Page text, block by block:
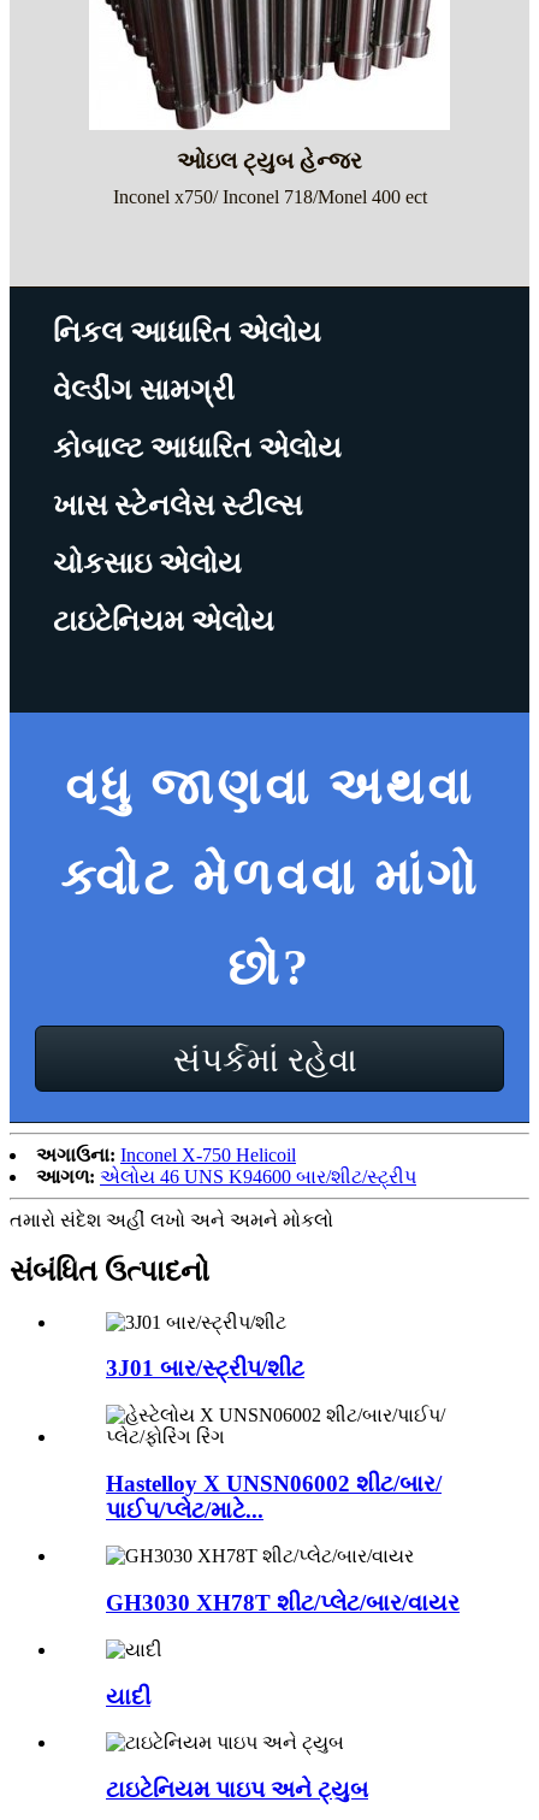
ઓઇલ ટ્યુબ હેન્જર
Inconel x750/ Inconel 718/Monel 400 ect
નિકલ આધારિત એલોય
વેલ્ડીંગ સામગ્રી
કોબાલ્ટ આધારિત એલોય
ખાસ સ્ટેનલેસ સ્ટીલ્સ
ચોકસાઇ એલોય
ટાઇટેનિયમ એલોય
વધુ જાણવા અથવા
ક્વોટ મેળવવા માંગો
છો?
સંપર્કમાં રહેવા
અગાઉના: Inconel X-750 Helicoil
આગળ: એલોય 46 UNS K94600 બાર/શીટ/સ્ટ્રીપ
તમારો સંદેશ અહીં લખો અને અમને મોકલો
સંબંધિત ઉત્પાદનો
3J01 બાર/સ્ટ્રીપ/શીટ
Hastelloy X UNSN06002 શીટ/બાર/
પાઈપ/પ્લેટ/માટે...
GH3030 XH78T શીટ/પ્લેટ/બાર/વાયર
યાદી
ટાઇટેનિયમ પાઇપ અને ટ્યુબ